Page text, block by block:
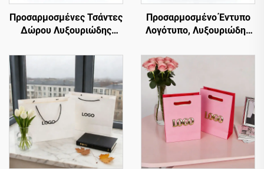
Προσαρμοσμένες Τσάντες
Δώρου Λυξουριώδης
Μπουτίκ Μαύρη Μικρή
Χαρτίνη Τσάντα
Κοσμημάτων με Λαβές
Προσαρμοσμένο Έντυπο
Λογότυπο, Λυξουριώδης
Δώρου με Λαβή από
Προσαρμοσμένες Τσάντες
Ψώνισμα με Λογότυπα